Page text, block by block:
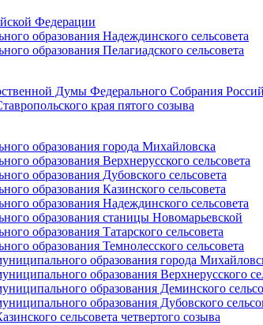
Федерации
образования Надеждинского сельсовета
образования Пелагиадского сельсовета
Думы Федерального Собрания
края пятого созыва
образования города Михайловска
образования Верхнерусского сельсовета
образования Дубовского сельсовета
образования Казинского сельсовета
образования Надеждинского сельсовета
образования станицы Новомарьевской
образования Татарского сельсовета
образования Темнолесского сельсовета
образования города
образования Верхнерусского
образования Деминского
образования Дубовского
сельсовета четвертого созыва